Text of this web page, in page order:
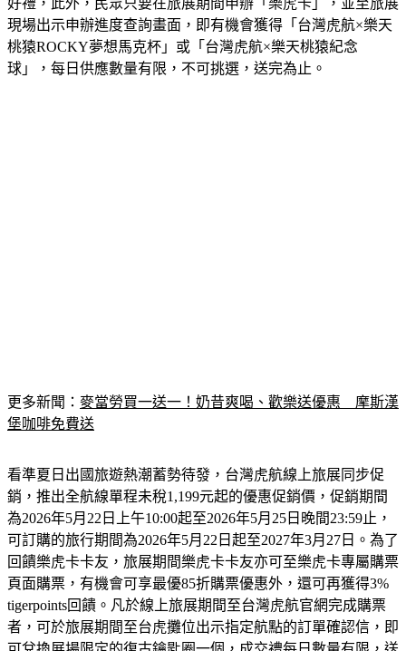
好禮，此外，民眾只要在旅展期間申辦「樂虎卡」，並至旅展
現場出示申辦進度查詢畫面，即有機會獲得「台灣虎航×樂天
桃猿ROCKY夢想馬克杯」或「台灣虎航×樂天桃猿紀念
球」，每日供應數量有限，不可挑選，送完為止。
更多新聞： 麥當勞買一送一！奶昔爽喝、歡樂送優惠　摩斯漢
堡咖啡免費送
看準夏日出國旅遊熱潮蓄勢待發，台灣虎航線上旅展同步促
銷，推出全航線單程未稅1,199元起的優惠促銷價，促銷期間
為2026年5月22日上午10:00起至2026年5月25日晚間23:59止，
可訂購的旅行期間為2026年5月22日起至2027年3月27日。為了
回饋樂虎卡卡友，旅展期間樂虎卡卡友亦可至樂虎卡專屬購票
頁面購票，有機會可享最優85折購票優惠外，還可再獲得3%
tigerpoints回饋。凡於線上旅展期間至台灣虎航官網完成購票
者，可於旅展期間至台虎攤位出示指定航點的訂單確認信，即